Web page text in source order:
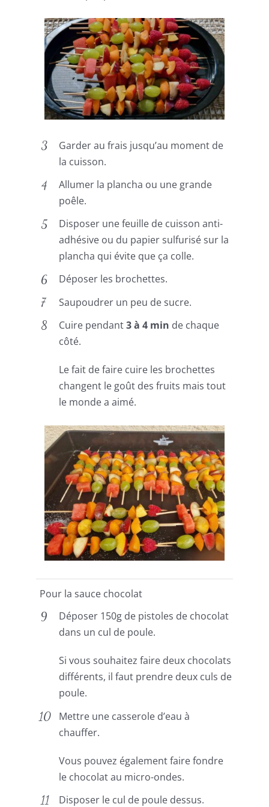
Garder au frais jusqu’au moment de
la cuisson.
Allumer la plancha ou une grande
poêle.
Disposer une feuille de cuisson anti-
adhésive ou du papier sulfurisé sur la
plancha qui évite que ça colle.
Déposer les brochettes.
Saupoudrer un peu de sucre.
Cuire pendant3 à 4 min de chaque
côté.
Le fait de faire cuire les brochettes
changent le goût des fruits mais tout
le monde a aimé.
Pour la sauce chocolat
Déposer 150g de pistoles de chocolat
dans un cul de poule.
Si vous souhaitez faire deux chocolats
différents, il faut prendre deux culs de
poule.
Mettre une casserole d’eau à
chauffer.
Vous pouvez également faire fondre
le chocolat au micro-ondes.
Disposer le cul de poule dessus.